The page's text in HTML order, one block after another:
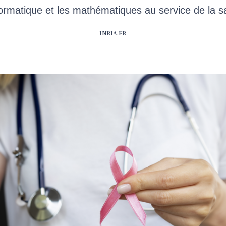
et les mathématiques au service de la
INRIA.FR